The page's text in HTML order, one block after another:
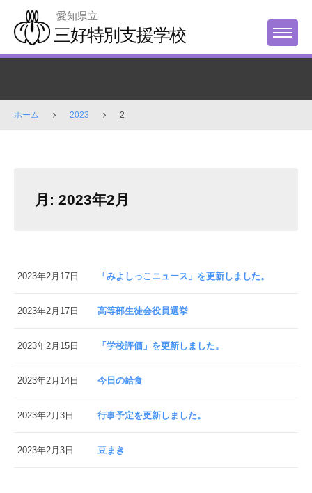
content
愛知県立
三好特別支援学校 MENU
ホーム 2023 2
月: 2023年2月
2023年2月17日 「みよしっこニュース」を更新しました。
2023年2月17日 高等部生徒会役員選挙
2023年2月15日 「学校評価」を更新しました。
2023年2月14日 今日の給食
2023年2月3日 行事予定を更新しました。
2023年2月3日 豆まき